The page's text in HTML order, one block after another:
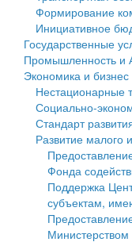
Государственные
Промышленность и
Экономика и
Символика
Устав
Гостям округа
Туризм
Культура
Образование
Здравоохранение
муниципального
Администрация
Тверской области
Управление
Открытые данные
Работа с
Муниципальный
Финансовое
Бюджет для
Имущество
Выявление
объектов
Имущественная
среднего
Формирование
Инициативное
Государственные
Промышленность и
Экономика и бизнес
Нестационарные
Социально-
Стандарт
Развитие малого
Фонда
Поддержка
субъектам,
Министерством